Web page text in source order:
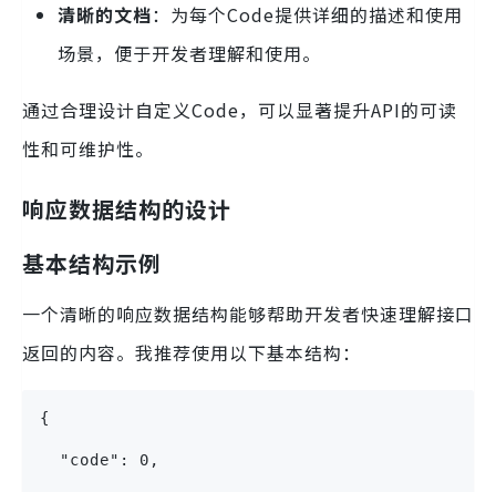
清晰的文档：为每个Code提供详细的描述和使用
场景，便于开发者理解和使用。
通过合理设计自定义Code，可以显著提升API的可读
性和可维护性。
响应数据结构的设计
基本结构示例
一个清晰的响应数据结构能够帮助开发者快速理解接口
返回的内容。我推荐使用以下基本结构：
{
  "code": 0,